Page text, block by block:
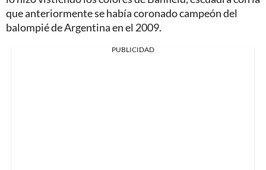
que anteriormente se había coronado campeón del
balompié de Argentina en el 2009.
PUBLICIDAD